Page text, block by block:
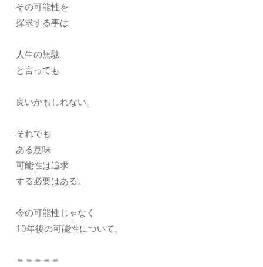
その可能性を
探求する事は
人生の無駄
と言っても
良いかもしれない。
それでも
ある意味
可能性は追求
する必要はある。
今の可能性じゃなく
10年後の可能性について。
＝＝＝＝＝